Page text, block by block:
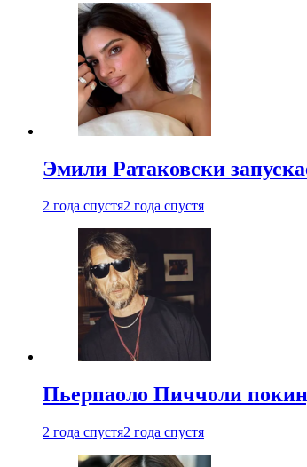
Эмили Ратаковски
2 года спустя2 года спустя
Пьерпаоло Пиччоли
2 года спустя2 года спустя